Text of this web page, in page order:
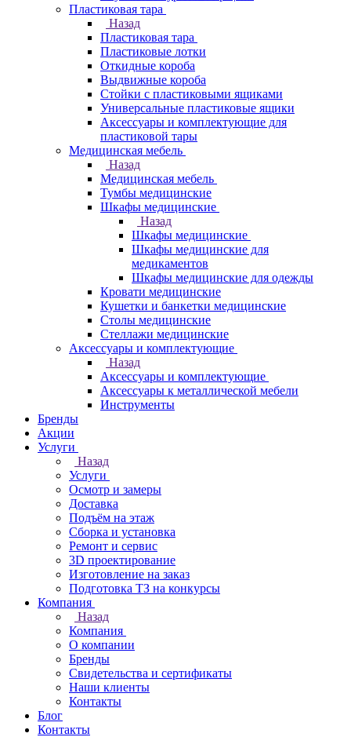
Пластиковая тара
Назад
Пластиковая тара
Пластиковые лотки
Откидные короба
Выдвижные короба
Стойки с пластиковыми ящиками
Универсальные пластиковые ящики
Аксессуары и комплектующие для
пластиковой тары
Медицинская мебель
Назад
Медицинская мебель
Тумбы медицинские
Шкафы медицинские
Назад
Шкафы медицинские
Шкафы медицинские для
медикаментов
Шкафы медицинские для одежды
Кровати медицинские
Кушетки и банкетки медицинские
Столы медицинские
Стеллажи медицинские
Аксессуары и комплектующие
Назад
Аксессуары и комплектующие
Аксессуары к металлической мебели
Инструменты
Бренды
Акции
Услуги
Назад
Услуги
Осмотр и замеры
Доставка
Подъём на этаж
Сборка и установка
Ремонт и сервис
3D проектирование
Изготовление на заказ
Подготовка ТЗ на конкурсы
Компания
Назад
Компания
О компании
Бренды
Свидетельства и сертификаты
Наши клиенты
Контакты
Блог
Контакты